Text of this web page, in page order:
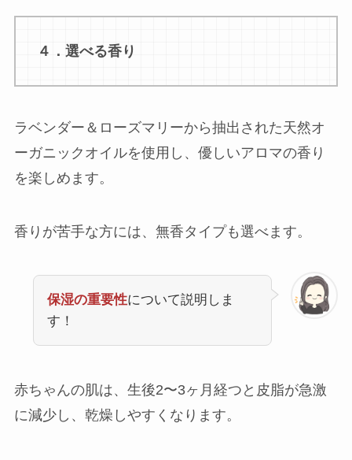
４．選べる香り
ラベンダー＆ローズマリーから抽出された天然オ
ーガニックオイルを使用し、優しいアロマの香り
を楽しめます。
香りが苦手な方には、無香タイプも選べます。
保湿の重要性について説明しま
す！
赤ちゃんの肌は、生後2〜3ヶ月経つと皮脂が急激
に減少し、乾燥しやすくなります。